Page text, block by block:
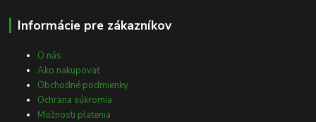
Informácie pre zákazníkov
O nás
Ako nakupovať
Obchodné podmienky
Ochrana súkromia
Možnosti platenia